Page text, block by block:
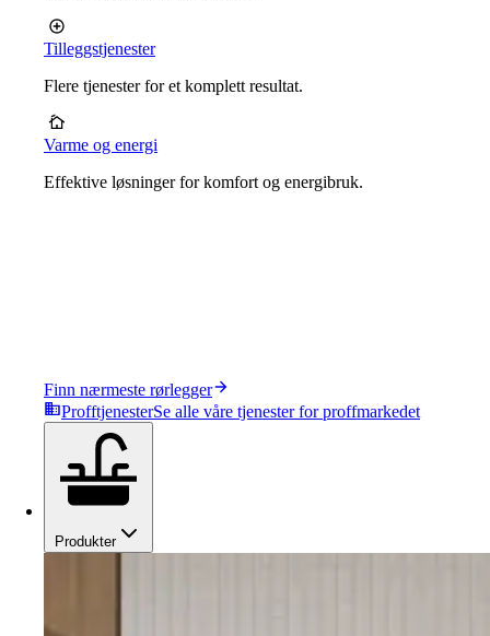
Tilleggstjenester
Flere tjenester for et komplett resultat.
Varme og energi
Effektive løsninger for komfort og energibruk.
Finn nærmeste rørlegger
ProfftjenesterSe alle våre tjenester for proffmarkedet
Produkter